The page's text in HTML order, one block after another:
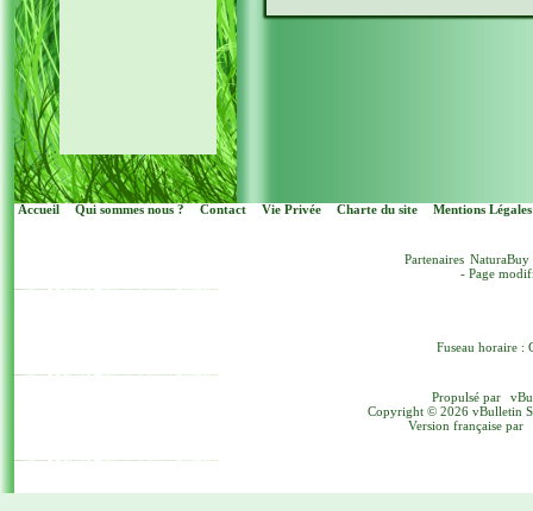
Accueil Qui sommes nous ? Contact Vie Privée Charte du site Mentions Légales
Partenaires NaturaBuy
- Page
Fuseau horaire :
Propulsé par
Copyright © 2026 vBulletin
Version française par